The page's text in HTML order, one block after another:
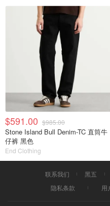
$591.00 $985.00
Stone Island Bull Denim-TC 直筒牛
仔裤 黑色
End Clothing
联系我们 黑五
隐私条款
用